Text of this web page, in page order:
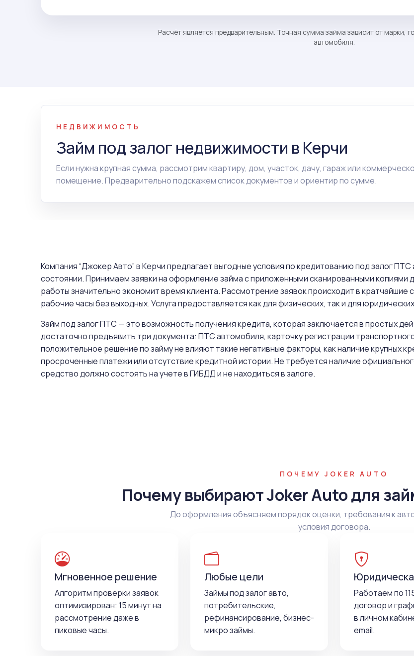
Расчёт является предварительным. Точная сумма займа зависит от марки,
автомобиля.
НЕДВИЖИМОСТЬ
Займ под залог недвижимости в Керчи
Если нужна крупная сумма, рассмотрим квартиру, дом, участок, дачу, гараж или
помещение. Предварительно подскажем список документов и ориентир по сумме.
Компания “Джокер Авто” в Керчи предлагает выгодные условия по кредитованию под залог
состоянии. Принимаем заявки на оформление займа с приложенными сканированными копиями
работы значительно экономит время клиента. Рассмотрение заявок происходит в
рабочие часы без выходных. Услуга предоставляется как для физических, так и для
Займ под залог ПТС — это возможность получения кредита, которая заключается в простых
достаточно предъявить три документа: ПТС автомобиля, карточку регистрации
положительное решение по займу не влияют такие негативные факторы, как наличие крупных
просроченные платежи или отсутствие кредитной истории. Не требуется наличие
средство должно состоять на учете в ГИБДД и не находиться в залоге.
ПОЧЕМУ JOKER AUTO
Почему выбирают Joker Auto для
До оформления объясняем порядок оценки, требования к
условия договора.
Мгновенное решение
Алгоритм проверки заявок
оптимизирован: 15 минут на
рассмотрение даже в
пиковые часы.
Любые цели
Займы под залог авто,
потребительские,
рефинансирование, бизнес-
микро займы.
Работаем по
договор и
в личном
email.